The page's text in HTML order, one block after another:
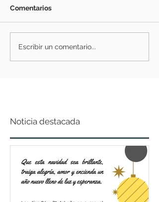
Comentarios
Escribir un comentario...
Noticia destacada